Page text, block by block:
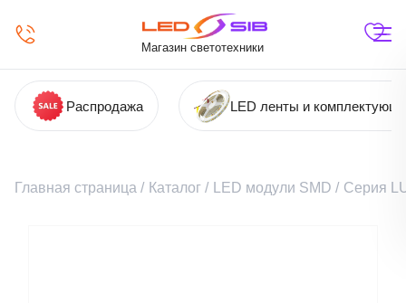
Магазин светотехники
Распродажа LED ленты и
Главная страница / Каталог / LED модули SMD / Серия